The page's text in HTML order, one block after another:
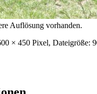
Auflösung vorhanden.
× 450 Pixel, Dateigröße: